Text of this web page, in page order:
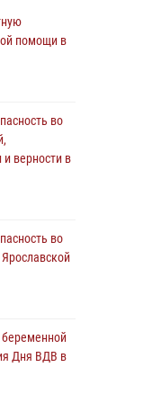
во
во
области
БОЛЕЕ
БОЛЕЕ
помощи в
во
верности в
во
Дня ВДВ в